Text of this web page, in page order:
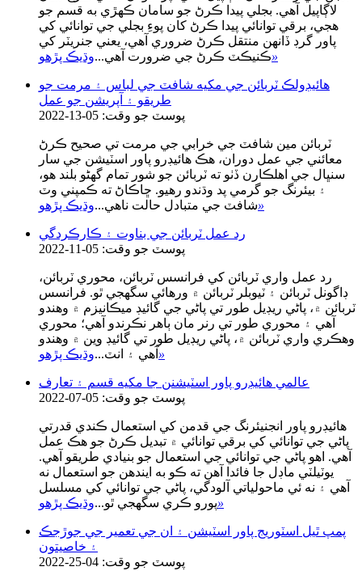
لاڳاپيل آهي. بجلي پيدا ڪرڻ جو سامان ڪهڙي به قسم جو
هجي، برقي توانائي پيدا ڪرڻ کان پوءِ بجلي جي توانائي کي
پاور گرڊ ڏانهن منتقل ڪرڻ ضروري آهي، يعني جنريٽر کي
ڪنيڪٽ ڪرڻ جي ضرورت آهي...وڌيڪ پڙهو »
هائيڊولڪ ٽربائن جي مکيه شافٽ جي لباس ۽ مرمت جو
طريقو ۽ آپريشن جو عمل
پوسٽ جو وقت: 05-13-2022
ٽربائن مين شافٽ جي خرابي جي مرمت تي صحيح ڪرڻ
معائني جي عمل دوران، هڪ هائيڊرو پاور اسٽيشن جي سار
سنڀال جي اهلڪارن ڏٺو ته ٽربائن جو شور تمام گهڻو بلند هو،
۽ بيئرنگ جو گرمي پد وڌندو رهيو. ڇاڪاڻ ته ڪمپني وٽ
شافٽ جي متبادل حالت ناهي...وڌيڪ پڙهو »
رد عمل ٽربائن جي بناوت ۽ ڪارڪردگي
پوسٽ جو وقت: 05-11-2022
رد عمل واري ٽربائن کي فرانسس ٽربائن، محوري ٽربائن،
ڊاگونل ٽربائن ۽ ٽيوبلر ٽربائن ۾ ورهائي سگهجي ٿو. فرانسس
ٽربائن ۾، پاڻي ريڊيل طور تي پاڻي جي گائيڊ ميڪانيزم ۾ وهندو
آهي ۽ محوري طور تي رنر مان ٻاهر نڪرندو آهي؛ محوري
وهڪري واري ٽربائن ۾، پاڻي ريڊيل طور تي گائيڊ وين ۾ وهندو
آهي ۽ انٽ...وڌيڪ پڙهو »
عالمي هائيڊرو پاور اسٽيشنن جا مکيه قسم ۽ تعارف
پوسٽ جو وقت: 05-07-2022
هائيڊرو پاور انجنيئرنگ جي قدمن کي استعمال ڪندي قدرتي
پاڻي جي توانائي کي برقي توانائي ۾ تبديل ڪرڻ جو هڪ عمل
آهي. اهو پاڻي جي توانائي جي استعمال جو بنيادي طريقو آهي.
يوٽيلٽي ماڊل جا فائدا آهن ته ڪو به ايندھن جو استعمال نه
آهي ۽ نه ئي ماحولياتي آلودگي، پاڻي جي توانائي کي مسلسل
پورو ڪري سگهجي ٿو...وڌيڪ پڙهو »
پمپ ٿيل اسٽوريج پاور اسٽيشن ۽ ان جي تعمير جي جوڙجڪ
۽ خاصيتون
پوسٽ جو وقت: 04-25-2022